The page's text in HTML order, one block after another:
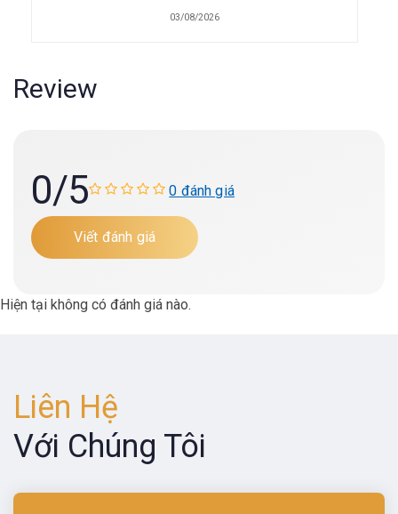
03/08/2026
Review
0/5 0 đánh giá
Viết đánh giá
Hiện tại không có đánh giá nào.
Liên Hệ
Với Chúng Tôi